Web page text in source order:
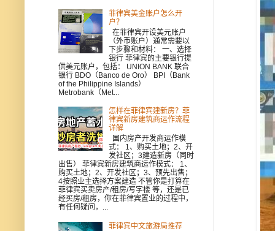
菲律宾美金账户怎么开
户？
在菲律宾开设美元账户
（外币账户）通常需要以
下步骤和材料： 一、选择
银行 菲律宾的主要银行提
供美元账户，包括： UNION BANK 联合
银行 BDO（Banco de Oro） BPI（Bank
of the Philippine Islands）
Metrobank（Met...
怎样在菲律宾建新房？菲
律宾新房建筑商运作流程
详解
国内房产开发商运作模
式： 1、购买土地；2、开
发社区；3建造新房（同时
出售） 菲律宾新房建筑商运作模式： 1、
购买土地；2、开发社区；3、预先出售；
4按照业主选择方案建造 不管你是打算在
菲律宾买卖房产/租房/写字楼 等，还是已
经买房/租房，你在菲律宾置业的过程中，
有任何疑问，...
菲律宾中文旅游局推荐